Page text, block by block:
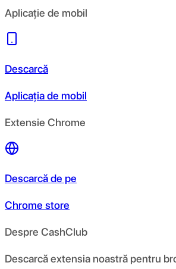
Aplicație de mobil
Descarcă
Aplicația de mobil
Extensie Chrome
Descarcă de pe
Chrome store
Despre CashClub
Descarcă extensia noastră pentru